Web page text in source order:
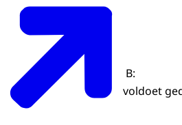
B:
voldoet